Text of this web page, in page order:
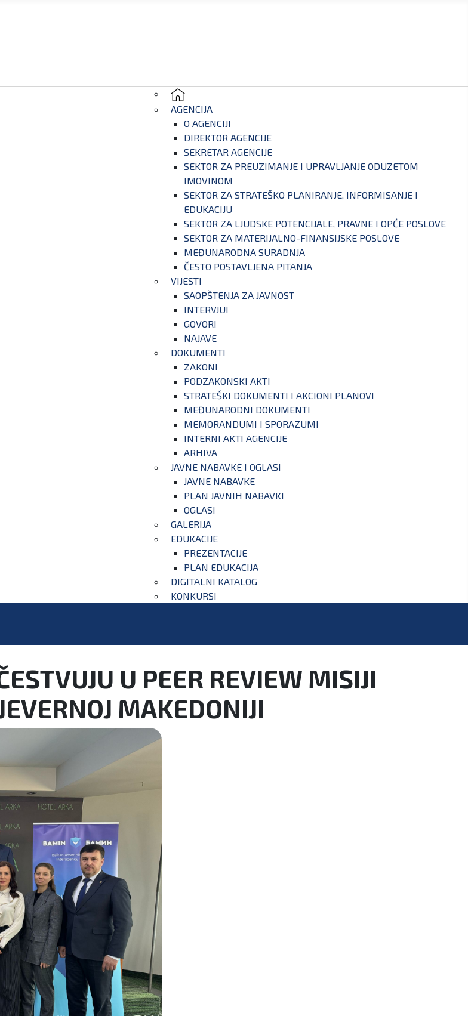
AGENCIJA
O AGENCIJI
DIREKTOR AGENCIJE
SEKRETAR AGENCIJE
SEKTOR ZA PREUZIMANJE I UPRAVLJANJE ODUZETOM
IMOVINOM
SEKTOR ZA STRATEŠKO PLANIRANJE, INFORMISANJE I
EDUKACIJU
SEKTOR ZA LJUDSKE POTENCIJALE, PRAVNE I OPĆE POSLOVE
SEKTOR ZA MATERIJALNO-FINANSIJSKE POSLOVE
MEĐUNARODNA SURADNJA
ČESTO POSTAVLJENA PITANJA
VIJESTI
SAOPŠTENJA ZA JAVNOST
INTERVJUI
GOVORI
NAJAVE
DOKUMENTI
ZAKONI
PODZAKONSKI AKTI
STRATEŠKI DOKUMENTI I AKCIONI PLANOVI
MEĐUNARODNI DOKUMENTI
MEMORANDUMI I SPORAZUMI
INTERNI AKTI AGENCIJE
ARHIVA
JAVNE NABAVKE I OGLASI
JAVNE NABAVKE
PLAN JAVNIH NABAVKI
OGLASI
GALERIJA
EDUKACIJE
PREZENTACIJE
PLAN EDUKACIJA
DIGITALNI KATALOG
KONKURSI
U PEER REVIEW MISIJI
MAKEDONIJI